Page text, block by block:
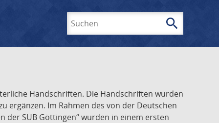
search
Handschriften. Die Handschriften wurden
ergänzen. Im Rahmen des von der Deutschen
SUB Göttingen“ wurden in einem ersten